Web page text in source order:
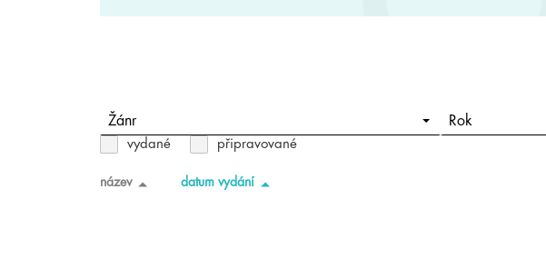
Žánr Rok
vydané připravované
název datum vydání